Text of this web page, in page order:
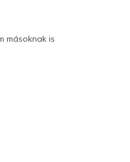
másoknak is